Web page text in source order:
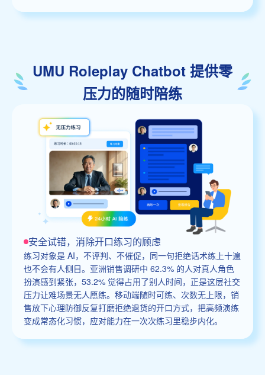
UMU Roleplay Chatbot 提供零
压力的随时陪练
安全试错，消除开口练习的顾虑
练习对象是 AI，不评判、不催促，同一句拒绝话术练上十遍
也不会有人侧目。亚洲销售调研中 62.3% 的人对真人角色
扮演感到紧张，53.2% 觉得占用了别人时间，正是这层社交
压力让难场景无人愿练。移动端随时可练、次数无上限，销
售放下心理防御反复打磨拒绝退货的开口方式，把高频演练
变成常态化习惯，应对能力在一次次练习里稳步内化。